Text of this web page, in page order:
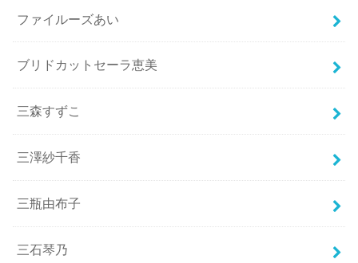
ファイルーズあい
ブリドカットセーラ恵美
三森すずこ
三澤紗千香
三瓶由布子
三石琴乃